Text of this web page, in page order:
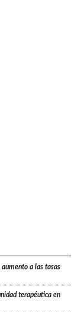
a las tasas
terapéutica en